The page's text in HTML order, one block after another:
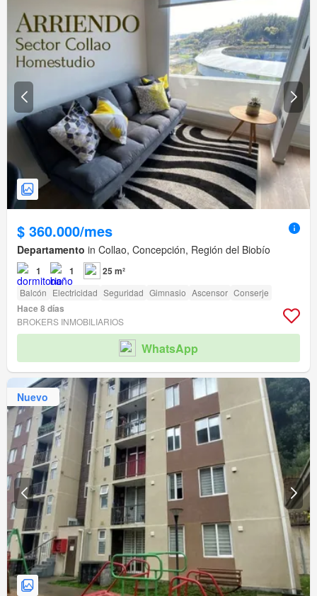
$ 360.000/mes
Departamento in Collao, Concepción, Región del Biobío
1 1 25 m²
Balcón Electricidad Seguridad Gimnasio Ascensor Conserje
Hace 8 días
BROKERS INMOBILIARIOS
WhatsApp
Nuevo